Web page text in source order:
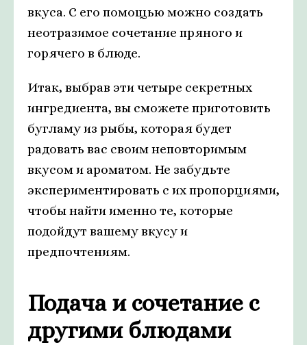
вкуса. С его помощью можно создать
неотразимое сочетание пряного и
горячего в блюде.
Итак, выбрав эти четыре секретных
ингредиента, вы сможете приготовить
бугламу из рыбы, которая будет
радовать вас своим неповторимым
вкусом и ароматом. Не забудьте
экспериментировать с их пропорциями,
чтобы найти именно те, которые
подойдут вашему вкусу и
предпочтениям.
Подача и сочетание с
другими блюдами